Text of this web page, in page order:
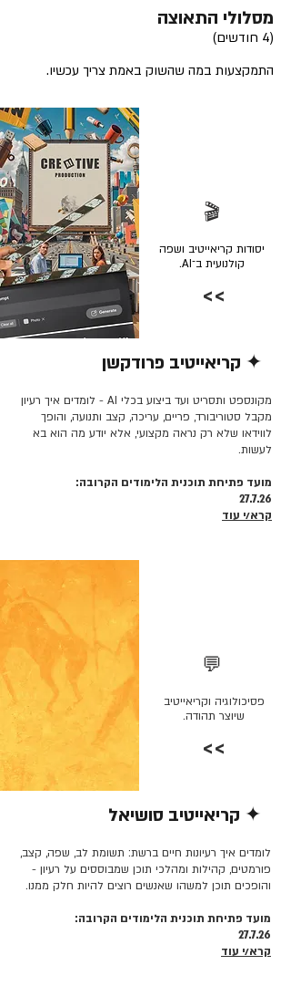
מסלולי התאוצה
(4 חודשים)
התמקצעות במה שהשוק באמת צריך עכשיו.
🎬
יסודות קריאייטיב ושפה
קולנועית ב־AI.
>>
✦ קריאייטיב פרודקשן
מקונספט ותסריט ועד ביצוע בכלי AI - לומדים איך רעיון
מקבל סטוריבורד, פריים, עריכה, קצב ותנועה, והופך
לווידאו שלא רק נראה מקצועי, אלא יודע מה הוא בא
לעשות.
מועד פתיחת תוכנית הלימודים הקרובה:
27.7.26
קרא/י עוד
💬
פסיכולוגיה וקריאייטיב
שיוצר תהודה.
>>
✦ קריאייטיב סושיאל
לומדים איך רעיונות חיים ברשת: תשומת לב, שפה, קצב,
פורמטים, קהילות ומהלכי תוכן שמבוססים על רעיון -
והופכים תוכן למשהו שאנשים רוצים להיות חלק ממנו.
מועד פתיחת תוכנית הלימודים הקרובה:
27.7.26
קרא/י עוד